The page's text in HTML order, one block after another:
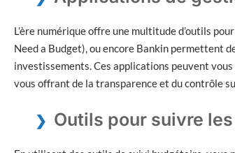
L’ère numérique offre une multitude d’outils
Need a Budget), ou encore Bankin permettent
investissements. Ces applications peuvent
vous offrant de la transparence et du contrôle
Outils pour suivre